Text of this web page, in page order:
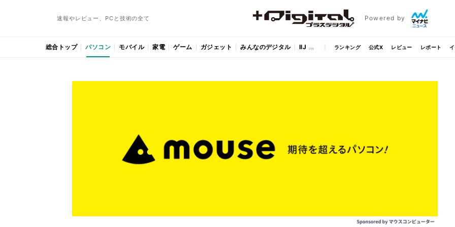
速報やレビュー、PCと技術の全て Powered by
総合トップ パソコン モバイル 家電 ゲーム ガジェット みんなのデジタル IIJ ランキング 公式X レビュー レポート